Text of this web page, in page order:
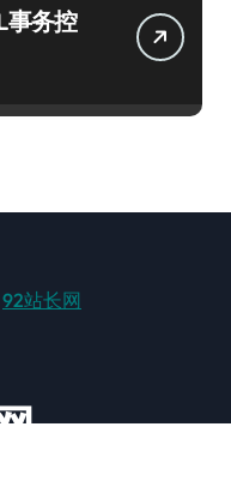
事务控
92站长网